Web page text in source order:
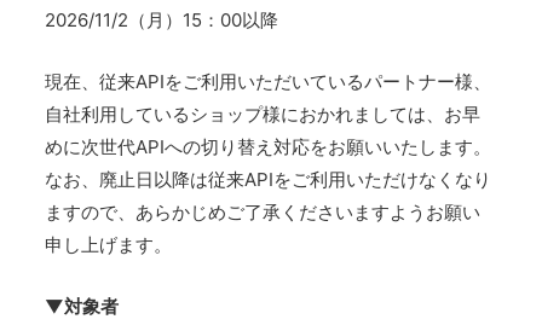
2026/11/2（月）15：00以降
現在、従来APIをご利用いただいているパートナー様、
自社利用しているショップ様におかれましては、お早
めに次世代APIへの切り替え対応をお願いいたします。
なお、廃止日以降は従来APIをご利用いただけなくなり
ますので、あらかじめご了承くださいますようお願い
申し上げます。
▼対象者